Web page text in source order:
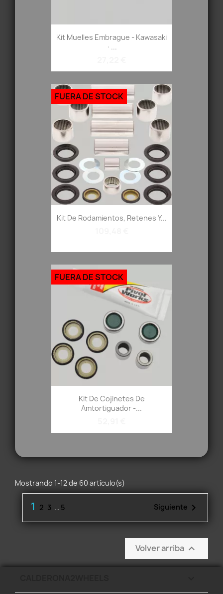
Kit Muelles Embrague - Kawasaki
·...
Kit De Rodamientos, Retenes Y...
FUERA DE STOCK
Kit De Cojinetes De
Amtortiguador -...
FUERA DE STOCK
Mostrando 1-12 de 60 artículo(s)
1 2 3 … 5 Siguiente 
Volver arriba 